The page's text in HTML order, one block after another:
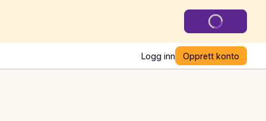
Logg inn Opprett konto